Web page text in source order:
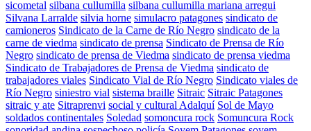
sicometal silbana cullumilla silbana cullumilla mariana arregui
Silvana Larralde silvia horne simulacro patagones sindicato de
camioneros Sindicato de la Carne de Río Negro sindicato de la
carne de viedma sindicato de prensa Sindicato de Prensa de Río
Negro sindicato de prensa de Viedma sindicato de prensa viedma
Sindicato de Trabajadores de Prensa de Viedma sindicato de
trabajadores viales Sindicato Vial de Río Negro Sindicato viales de
Río Negro siniestro vial sistema braille Sitraic Sitraic Patagones
sitraic y ate Sitraprenvi social y cultural Adalquí Sol de Mayo
soldados continentales Soledad somoncura rock Somuncura Rock